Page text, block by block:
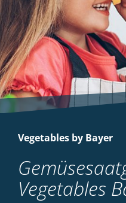
Vegetables by Bayer
Vegetables